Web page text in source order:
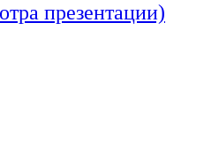
презентации)